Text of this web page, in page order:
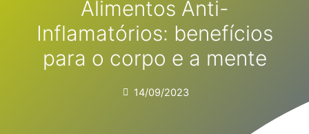
Alimentos Anti-
Inflamatórios: benefícios
para o corpo e a mente
14/09/2023